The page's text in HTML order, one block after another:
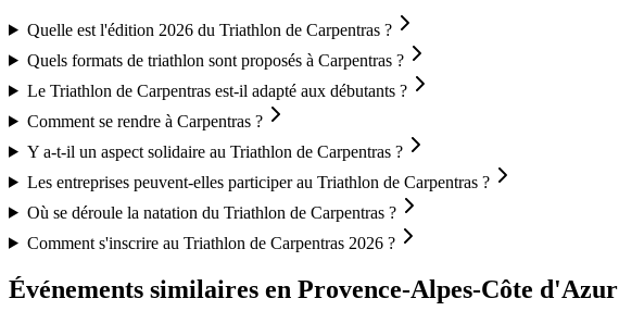
Quelle est l'édition 2026 du Triathlon de Carpentras ?
Quels formats de triathlon sont proposés à Carpentras ?
Le Triathlon de Carpentras est-il adapté aux débutants ?
Comment se rendre à Carpentras ?
Y a-t-il un aspect solidaire au Triathlon de Carpentras ?
Les entreprises peuvent-elles participer au Triathlon de Carpentras ?
Où se déroule la natation du Triathlon de Carpentras ?
Comment s'inscrire au Triathlon de Carpentras 2026 ?
Événements similaires en Provence-Alpes-Côte d'Azur